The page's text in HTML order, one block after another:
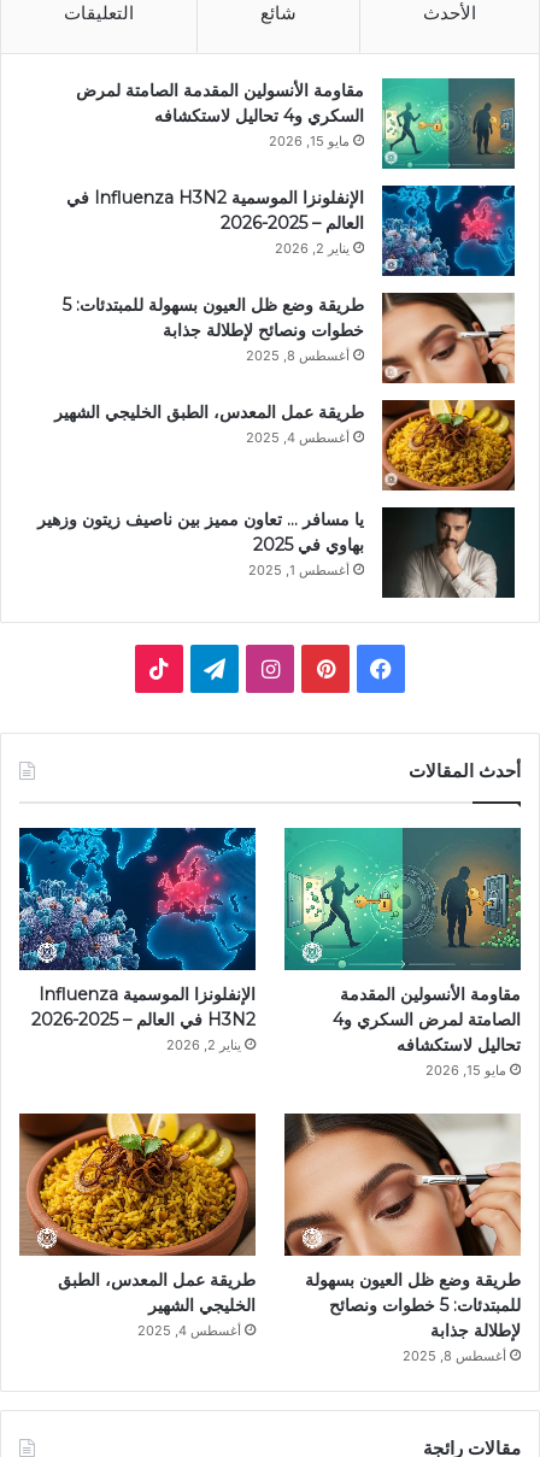
الأحدث شائع التعليقات
مقاومة الأنسولين المقدمة الصامتة لمرض
السكري و4 تحاليل لاستكشافه
مايو 15, 2026
الإنفلونزا الموسمية Influenza H3N2 في
العالم – 2025-2026
يناير 2, 2026
طريقة وضع ظل العيون بسهولة للمبتدئات: 5
خطوات ونصائح لإطلالة جذابة
أغسطس 8, 2025
طريقة عمل المعدس، الطبق الخليجي الشهير
أغسطس 4, 2025
يا مسافر … تعاون مميز بين ناصيف زيتون وزهير
بهاوي في 2025
أغسطس 1, 2025
و
ك
ي
ر
ي
ق
ر
م
ر
ا
T
k
أحدث المقالات
مقاومة الأنسولين المقدمة
الصامتة لمرض السكري و4
تحاليل لاستكشافه
مايو 15, 2026
الإنفلونزا الموسمية Influenza
H3N2 في العالم – 2025-2026
يناير 2, 2026
طريقة وضع ظل العيون بسهولة
للمبتدئات: 5 خطوات ونصائح
لإطلالة جذابة
أغسطس 8, 2025
طريقة عمل المعدس، الطبق
الخليجي الشهير
أغسطس 4, 2025
مقالات رائجة